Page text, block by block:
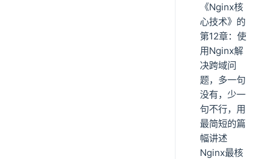
《Nginx核
心技术》的
第12章：使
用Nginx解
决跨域问
题，多一句
没有，少一
句不行，用
最简短的篇
幅讲述
Nginx最核